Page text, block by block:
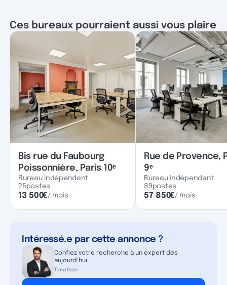
Ces bureaux pourraient aussi vous plaire
Bis rue du Faubourg
Poissonnière, Paris 10ᵉ
Bureau indépendant
25postes
13 500€/ mois
Rue de Provence,
9ᵉ
Bureau indépendant
89postes
57 850€/ mois
Intéressé.e par cette annonce ?
Confiez votre recherche à un expert dès
aujourd’hui.
Timothée